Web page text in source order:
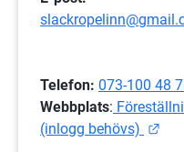
Telefon: 073-100 48
Webbplats:
(inlogg behövs)